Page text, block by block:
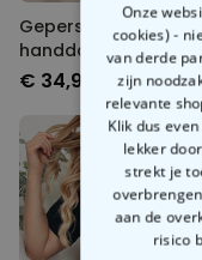
Gepersonaliseerde
handdoek illustratie
stripfiguur familie
€ 34,99
Onze
cookies) -
van derde
zijn
relevante
Klik dus even
lekker
strekt je
aan de
risico